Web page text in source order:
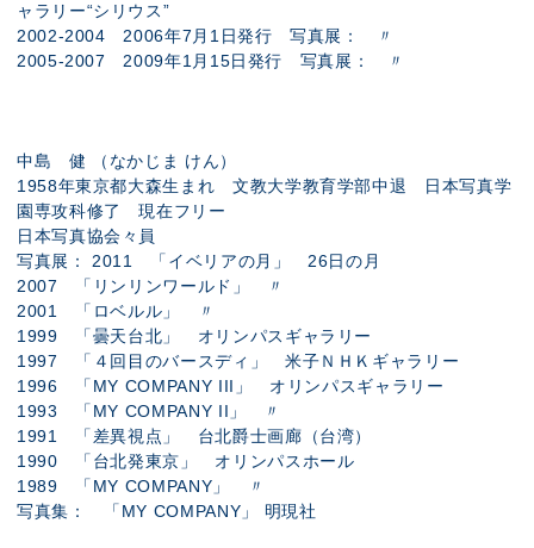
ャラリー“シリウス”
2002-2004 2006年7月1日発行 写真展： 〃
2005-2007 2009年1月15日発行 写真展： 〃
中島 健 （なかじま けん）
1958年東京都大森生まれ 文教大学教育学部中退 日本写真学
園専攻科修了 現在フリー
日本写真協会々員
写真展： 2011 「イベリアの月」 26日の月
2007 「リンリンワールド」 〃
2001 「ロベルル」 〃
1999 「曇天台北」 オリンパスギャラリー
1997 「４回目のバースディ」 米子ＮＨＫギャラリー
1996 「MY COMPANY III」 オリンパスギャラリー
1993 「MY COMPANY II」 〃
1991 「差異視点」 台北爵士画廊（台湾）
1990 「台北発東京」 オリンパスホール
1989 「MY COMPANY」 〃
写真集： 「MY COMPANY」 明現社